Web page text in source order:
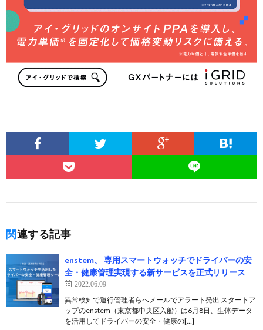
関連する記事
enstem、 専用スマートウォッチでドライバーの安
全・健康管理実現する新サービスを正式リリース
2022.06.09
異常検知で運行管理者らへメールでアラート発出 スタートア
ップのenstem（東京都中央区入船）は6月8日、生体データ
を活用してドライバーの安全・健康の[…]